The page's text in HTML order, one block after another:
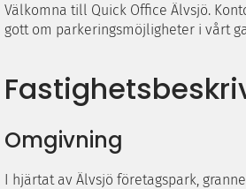
Välkomna till Quick Office Älvsjö.
gott om parkeringsmöjligheter i vårt
Omgivning
I hjärtat av Älvsjö företagspark,